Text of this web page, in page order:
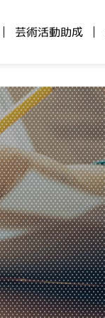
芸術活動助成